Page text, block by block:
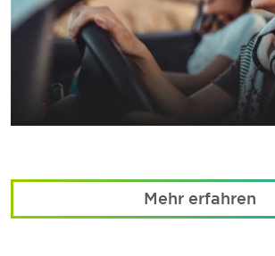
Mehr erfahren